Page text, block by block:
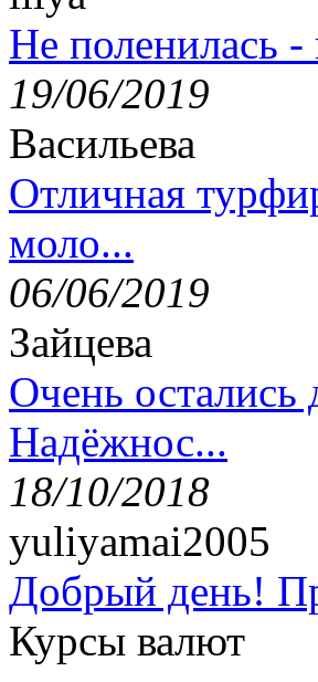
Не поленилась -
19/06/2019
Васильева
Отличная
моло...
06/06/2019
Зайцева
Очень
Надёжнос...
18/10/2018
yuliyamai2005
Добрый день!
Курсы валют